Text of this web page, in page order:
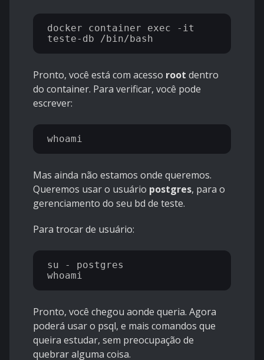
docker container exec -it
Pronto, você está com acesso root dentro
do container. Para verificar, você pode
escrever:
Mas ainda não estamos onde queremos.
Queremos usar o usuário postgres, para o
gerenciamento do seu bd de teste.
Para trocar de usuário:
su - postgres
Pronto, você chegou aonde queria. Agora
poderá usar o psql, e mais comandos que
queira estudar, sem preocupação de
quebrar alguma coisa.